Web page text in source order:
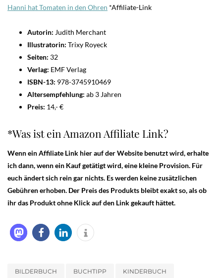
Hanni hat Tomaten in den Ohren *Affiliate-Link
Autorin: Judith Merchant
Illustratorin: Trixy Royeck
Seiten: 32
Verlag: EMF Verlag
ISBN-13: 978-3745910469
Altersempfehlung: ab 3 Jahren
Preis: 14,- €
*Was ist ein Amazon Affiliate Link?
Wenn ein Affiliate Link hier auf der Website benutzt wird, erhalte
ich dann, wenn ein Kauf getätigt wird, eine kleine Provision. Für
euch ändert sich rein gar nichts. Es werden keine zusätzlichen
Gebühren erhoben. Der Preis des Produkts bleibt exakt so, als ob
ihr das Produkt ohne Klick auf den Link gekauft hättet.
BILDERBUCH BUCHTIPP KINDERBUCH